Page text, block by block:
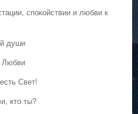
спокойствии и любви к
души
Любви
Свет!
кто ты?